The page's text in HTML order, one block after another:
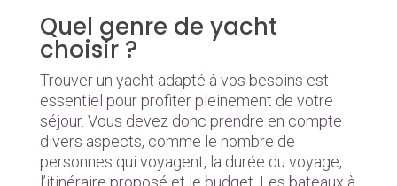
Quel genre de yacht
choisir ?
Trouver un yacht adapté à vos besoins est
essentiel pour profiter pleinement de votre
séjour. Vous devez donc prendre en compte
divers aspects, comme le nombre de
personnes qui voyagent, la durée du voyage,